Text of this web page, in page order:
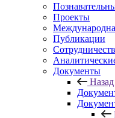
Проекты
Публикации
Документы
Назад